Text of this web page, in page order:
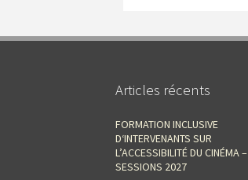
Articles récents
FORMATION INCLUSIVE
D‘INTERVENANTS SUR
L’ACCESSIBILITÉ DU CINÉMA –
SESSIONS 2027